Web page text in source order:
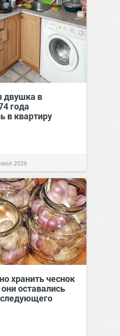
двушка в
года
в квартиру
июл 2026
хранить чеснок
оставались